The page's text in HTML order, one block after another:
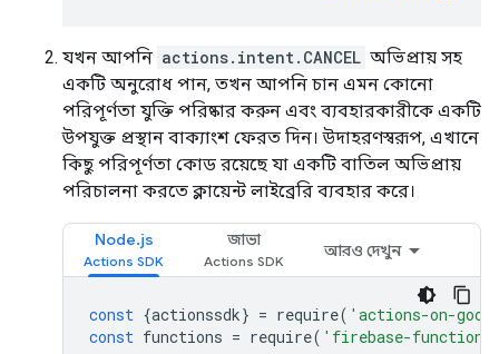
যখন আপনি actions.intent.CANCEL অভিপ্রায় সহ
একটি অনুরোধ পান, তখন আপনি চান এমন কোনো
পরিপূর্ণতা যুক্তি পরিষ্কার করুন এবং ব্যবহারকারীকে একটি
উপযুক্ত প্রস্থান বাক্যাংশ ফেরত দিন। উদাহরণস্বরূপ, এখানে
কিছু পরিপূর্ণতা কোড রয়েছে যা একটি বাতিল অভিপ্রায়
পরিচালনা করতে ক্লায়েন্ট লাইব্রেরি ব্যবহার করে।
Node.js জাভা
আরও দেখুন
const {actionssdk} = require( 'actions-on-
const functions = require( 'firebase-